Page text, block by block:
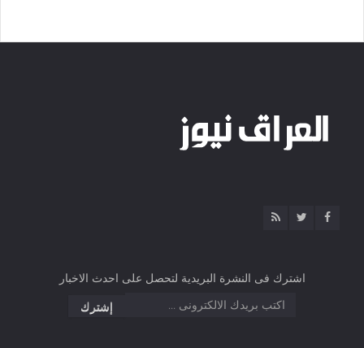
اشترك فى النشرة البريدية لتحصل على احدث الاخبار